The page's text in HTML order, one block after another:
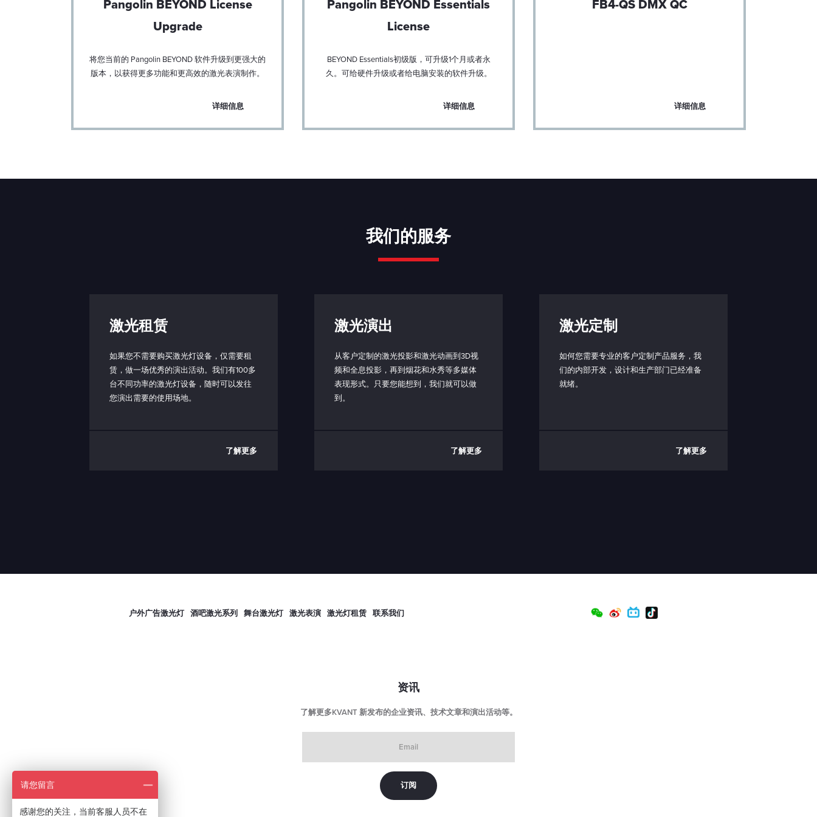
Pangolin BEYOND License
Upgrade
将您当前的 Pangolin BEYOND 软件升级到更强大的
版本，以获得更多功能和更高效的激光表演制作。
详细信息
Pangolin BEYOND Essentials
License
BEYOND Essentials初级版，可升级1个月或者永
久。可给硬件升级或者给电脑安装的软件升级。
详细信息
FB4-QS DMX QC
详细信息
我们的服务
激光租赁
如果您不需要购买激光灯设备，仅需要租
赁，做一场优秀的演出活动。我们有100多
台不同功率的激光灯设备，随时可以发往
您演出需要的使用场地。
了解更多
激光演出
从客户定制的激光投影和激光动画到3D视
频和全息投影，再到烟花和水秀等多媒体
表现形式。只要您能想到，我们就可以做
到。
了解更多
激光定制
如何您需要专业的客户定制产品服务，我
们的内部开发，设计和生产部门已经准备
就绪。
了解更多
户外广告激光灯 酒吧激光系列 舞台激光灯 激光表演 激光灯租赁 联系我们
资讯
了解更多KVANT 新发布的企业资讯、技术文章和演出活动等。
请您留言
感谢您的关注，当前客服人员不在